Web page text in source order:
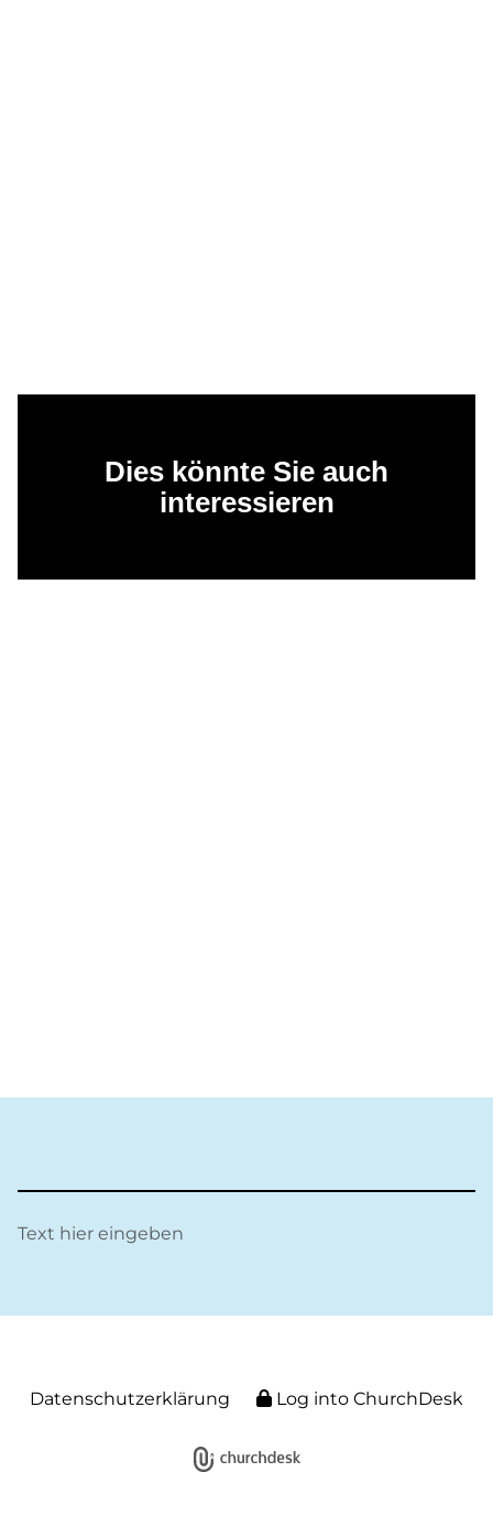
Dies könnte Sie auch
interessieren
Text hier eingeben
Datenschutzerklärung Log into ChurchDesk